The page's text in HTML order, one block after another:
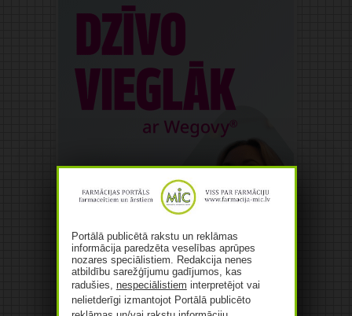
Portālā publicētā rakstu un reklāmas
informācija paredzēta veselības aprūpes
nozares speciālistiem. Redakcija nenes
atbildību sarežģījumu gadījumos, kas
radušies, nespeciālistiem interpretējot vai
nelietderīgi izmantojot Portālā publicēto